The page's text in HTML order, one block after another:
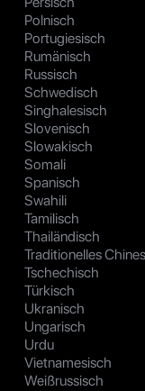
Polnisch
Portugiesisch
Rumänisch
Russisch
Schwedisch
Singhalesisch
Slovenisch
Slowakisch
Somali
Spanisch
Swahili
Tamilisch
Thailändisch
Traditionelles
Tschechisch
Türkisch
Ukranisch
Ungarisch
Urdu
Vietnamesisch
Weißrussisch